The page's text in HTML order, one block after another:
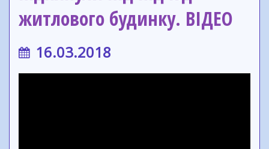
житлового будинку. ВІДЕО
16.03.2018